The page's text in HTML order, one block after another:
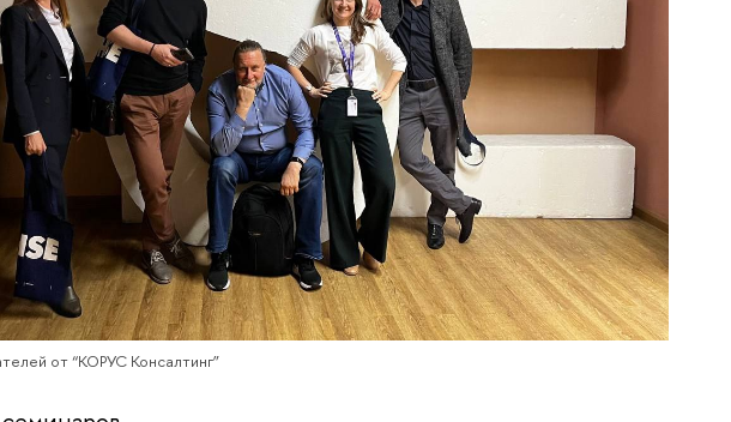
от “КОРУС Консалтинг”